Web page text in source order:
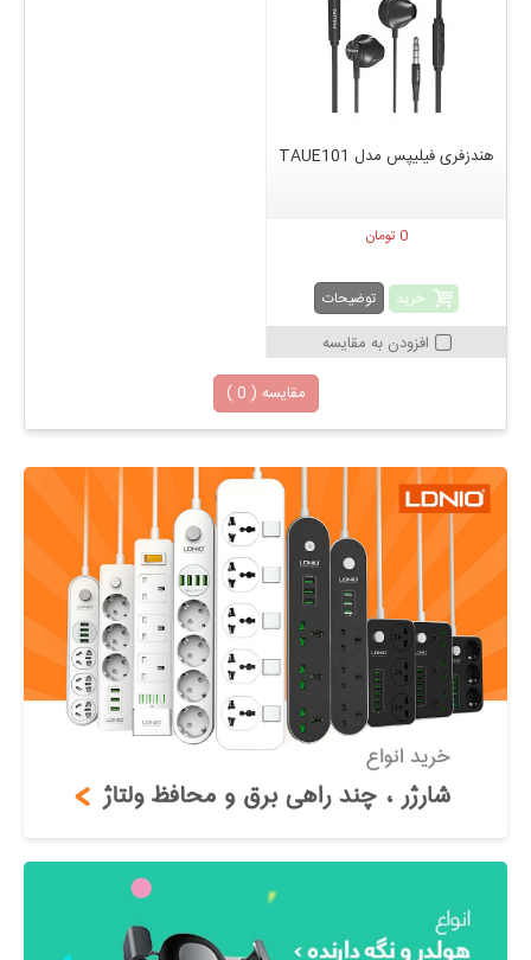
هندزفری فیلیپس مدل TAUE101
0 تومان
خرید توضیحات
افزودن به مقایسه
مقایسه ( 0
)